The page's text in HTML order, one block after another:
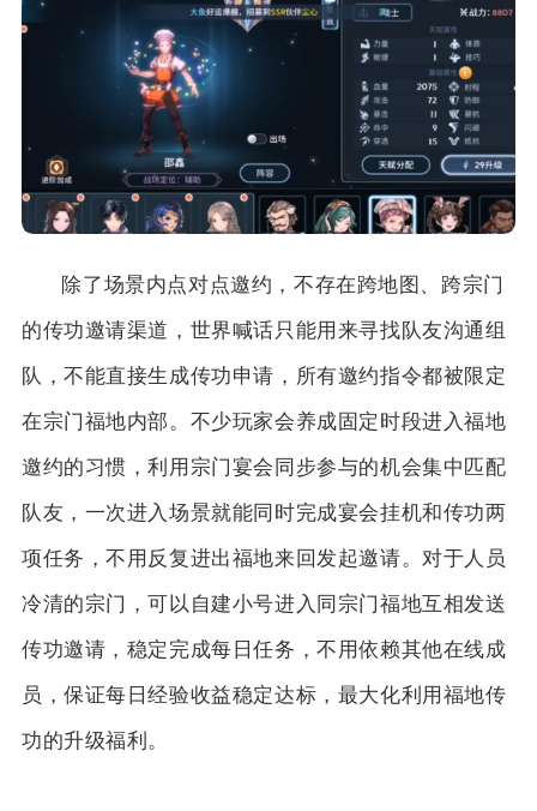
除了场景内点对点邀约，不存在跨地图、跨宗门
的传功邀请渠道，世界喊话只能用来寻找队友沟通组
队，不能直接生成传功申请，所有邀约指令都被限定
在宗门福地内部。不少玩家会养成固定时段进入福地
邀约的习惯，利用宗门宴会同步参与的机会集中匹配
队友，一次进入场景就能同时完成宴会挂机和传功两
项任务，不用反复进出福地来回发起邀请。对于人员
冷清的宗门，可以自建小号进入同宗门福地互相发送
传功邀请，稳定完成每日任务，不用依赖其他在线成
员，保证每日经验收益稳定达标，最大化利用福地传
功的升级福利。